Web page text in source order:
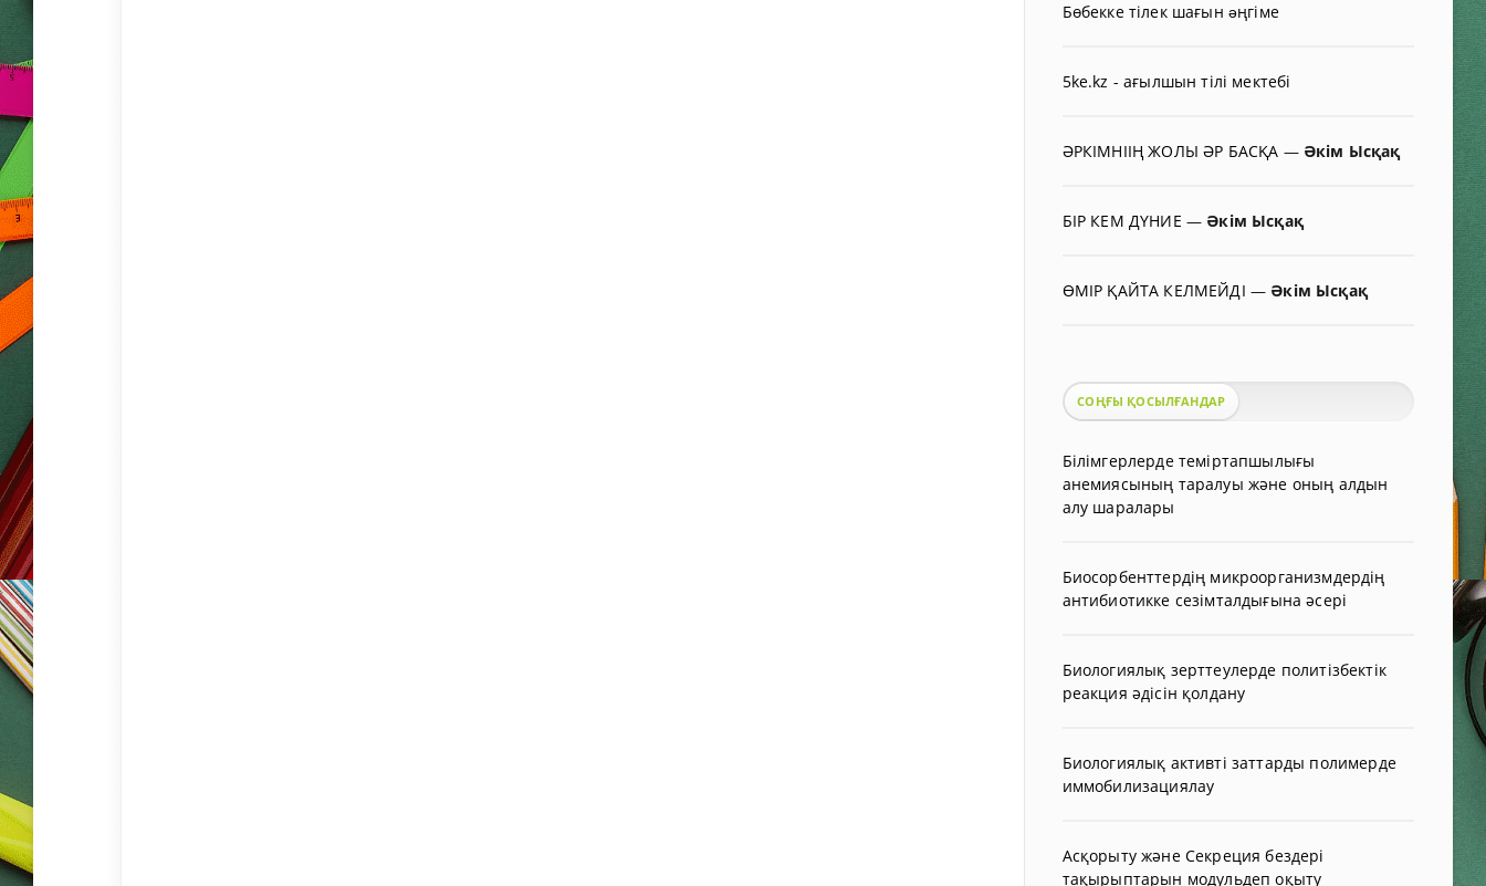
Бөбекке тілек шағын əңгіме
5ke.kz - ағылшын тілі мектебі
ӘРКІМНІІҢ ЖОЛЫ ӘР БАСҚА — Әкім Ысқақ
БІР КЕМ ДҮНИЕ — Әкім Ысқақ
ӨМІР ҚАЙТА КЕЛМЕЙДІ — Әкім Ысқақ
СОҢҒЫ ҚОСЫЛҒАНДАР
Білімгерлерде теміртапшылығы
анемиясының таралуы және оның алдын
алу шаралары
Биосорбенттердің микроорганизмдердің
антибиотикке сезімталдығына әсері
Биологиялық зерттеулерде политізбектік
реакция әдісін қолдану
Биологиялық активті заттарды полимерде
иммобилизациялау
Асқорыту және Секреция бездері
тақырыптарын модульдеп оқыту